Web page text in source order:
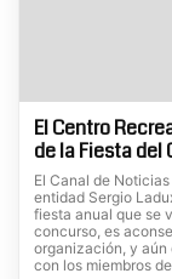
El Centro
de la Fiesta del
El Canal de
entidad Sergio
fiesta anual que se
concurso, es
organización, y aún
con los miembros